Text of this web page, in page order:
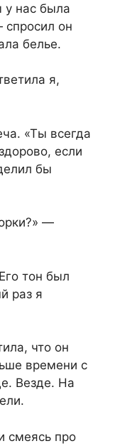
у нас была
он
белье.
я,
«Ты всегда
если
бы
—
тон был
раз я
что он
времени с
Везде. На
смеясь про